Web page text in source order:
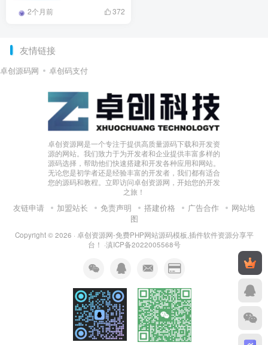
2个月前 372
友情链接
卓创源码网 卓创码支付
卓创资源网是一个专注于提供高质量源码下载和开发资
源的网站。我们致力于为开发者和企业提供丰富多样的
源码选择，帮助他们快速搭建和开发各种应用和网站。
无论您是初学者还是经验丰富的开发者，我们都有适合
您的源码和教程。立即访问卓创资源网，开始您的开发
之旅！
友链申请 加盟站长 免责声明 搭建价格 广告合作
网站地
图
Copyright © 2026 · 卓创资源网-免费PHP网站源码模板,插件软件资源分享平
台！ ·滇ICP备2022005568号